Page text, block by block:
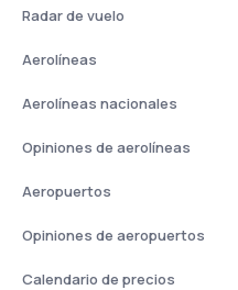
Radar de vuelo
Aerolíneas
Aerolíneas nacionales
Opiniones de aerolíneas
Aeropuertos
Opiniones de aeropuertos
Calendario de precios